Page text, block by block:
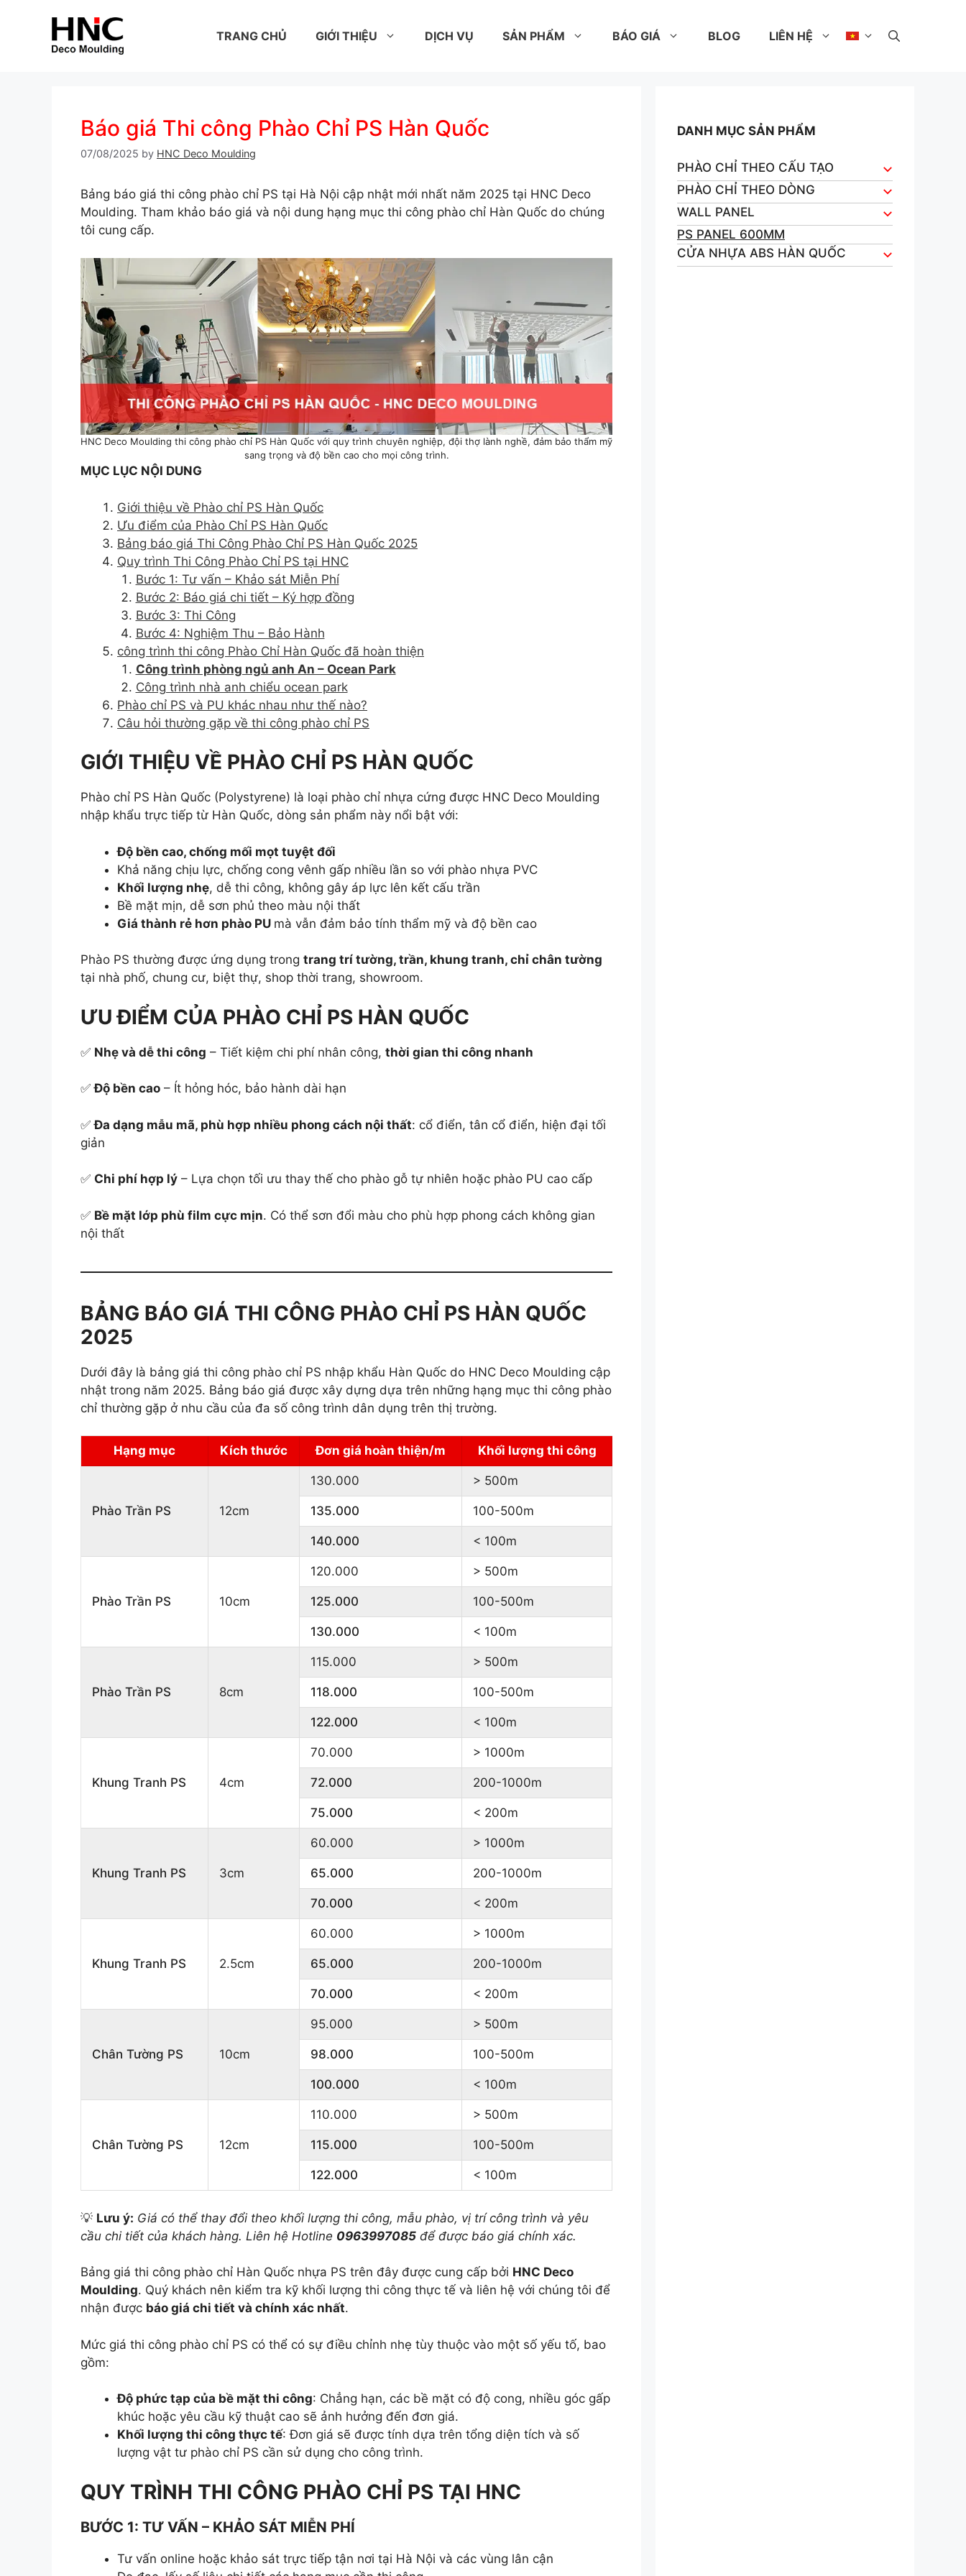
TRANG CHỦ GIỚI THIỆU DỊCH VỤ SẢN PHẨM BÁO GIÁ BLOG LIÊN HỆ
Báo giá Thi công Phào Chỉ PS Hàn Quốc
07/08/2025 by HNC Deco Moulding
Bảng báo giá thi công phào chỉ PS tại Hà Nội cập nhật mới nhất năm 2025 tại HNC Deco
Moulding. Tham khảo báo giá và nội dung hạng mục thi công phào chỉ Hàn Quốc do chúng
tôi cung cấp.
HNC Deco Moulding thi công phào chỉ PS Hàn Quốc với quy trình chuyên nghiệp, đội thợ lành nghề, đảm bảo thẩm mỹ
sang trọng và độ bền cao cho mọi công trình.
MỤC LỤC NỘI DUNG
Giới thiệu về Phào chỉ PS Hàn Quốc
Ưu điểm của Phào Chỉ PS Hàn Quốc
Bảng báo giá Thi Công Phào Chỉ PS Hàn Quốc 2025
Quy trình Thi Công Phào Chỉ PS tại HNC
Bước 1: Tư vấn – Khảo sát Miễn Phí
Bước 2: Báo giá chi tiết – Ký hợp đồng
Bước 3: Thi Công
Bước 4: Nghiệm Thu – Bảo Hành
công trình thi công Phào Chỉ Hàn Quốc đã hoàn thiện
Công trình phòng ngủ anh An – Ocean Park
Công trình nhà anh chiểu ocean park
Phào chỉ PS và PU khác nhau như thế nào?
Câu hỏi thường gặp về thi công phào chỉ PS
GIỚI THIỆU VỀ PHÀO CHỈ PS HÀN QUỐC
Phào chỉ PS Hàn Quốc (Polystyrene) là loại phào chỉ nhựa cứng được HNC Deco Moulding
nhập khẩu trực tiếp từ Hàn Quốc, dòng sản phẩm này nổi bật với:
Độ bền cao, chống mối mọt tuyệt đối
Khả năng chịu lực, chống cong vênh gấp nhiều lần so với phào nhựa PVC
Khối lượng nhẹ, dễ thi công, không gây áp lực lên kết cấu trần
Bề mặt mịn, dễ sơn phủ theo màu nội thất
Giá thành rẻ hơn phào PU mà vẫn đảm bảo tính thẩm mỹ và độ bền cao
Phào PS thường được ứng dụng trong trang trí tường, trần, khung tranh, chỉ chân tường
tại nhà phố, chung cư, biệt thự, shop thời trang, showroom.
ƯU ĐIỂM CỦA PHÀO CHỈ PS HÀN QUỐC
✅ Nhẹ và dễ thi công – Tiết kiệm chi phí nhân công, thời gian thi công nhanh
✅Độ bền cao – Ít hỏng hóc, bảo hành dài hạn
✅Đa dạng mẫu mã, phù hợp nhiều phong cách nội thất: cổ điển, tân cổ điển, hiện đại tối
giản
✅ Chi phí hợp lý – Lựa chọn tối ưu thay thế cho phào gỗ tự nhiên hoặc phào PU cao cấp
✅ Bề mặt lớp phù film cực mịn. Có thể sơn đổi màu cho phù hợp phong cách không gian
nội thất
BẢNG BÁO GIÁ THI CÔNG PHÀO CHỈ PS HÀN QUỐC
2025
Dưới đây là bảng giá thi công phào chỉ PS nhập khẩu Hàn Quốc do HNC Deco Moulding cập
nhật trong năm 2025. Bảng báo giá được xây dựng dựa trên những hạng mục thi công phào
chỉ thường gặp ở nhu cầu của đa số công trình dân dụng trên thị trường.
Hạng mục Kích thước Đơn giá hoàn thiện/m Khối lượng thi công
Phào Trần PS 12cm
130.000 > 500m
135.000 100-500m
140.000 < 100m
Phào Trần PS 10cm
120.000 > 500m
125.000 100-500m
130.000 < 100m
Phào Trần PS 8cm
115.000 > 500m
118.000 100-500m
122.000 < 100m
Khung Tranh PS 4cm
70.000 > 1000m
72.000 200-1000m
75.000 < 200m
Khung Tranh PS 3cm
60.000 > 1000m
65.000 200-1000m
70.000 < 200m
Khung Tranh PS 2.5cm
60.000 > 1000m
65.000 200-1000m
70.000 < 200m
Chân Tường PS 10cm
95.000 > 500m
98.000 100-500m
100.000 < 100m
Chân Tường PS 12cm
110.000 > 500m
115.000 100-500m
122.000 < 100m
💡 Lưu ý: Giá có thể thay đổi theo khối lượng thi công, mẫu phào, vị trí công trình và yêu
cầu chi tiết của khách hàng. Liên hệ Hotline 0963997085 để được báo giá chính xác.
Bảng giá thi công phào chỉ Hàn Quốc nhựa PS trên đây được cung cấp bởi HNC Deco
Moulding. Quý khách nên kiểm tra kỹ khối lượng thi công thực tế và liên hệ với chúng tôi để
nhận được báo giá chi tiết và chính xác nhất.
Mức giá thi công phào chỉ PS có thể có sự điều chỉnh nhẹ tùy thuộc vào một số yếu tố, bao
gồm:
Độ phức tạp của bề mặt thi công: Chẳng hạn, các bề mặt có độ cong, nhiều góc gấp
khúc hoặc yêu cầu kỹ thuật cao sẽ ảnh hưởng đến đơn giá.
Khối lượng thi công thực tế: Đơn giá sẽ được tính dựa trên tổng diện tích và số
lượng vật tư phào chỉ PS cần sử dụng cho công trình.
QUY TRÌNH THI CÔNG PHÀO CHỈ PS TẠI HNC
BƯỚC 1: TƯ VẤN – KHẢO SÁT MIỄN PHÍ
Tư vấn online hoặc khảo sát trực tiếp tận nơi tại Hà Nội và các vùng lân cận
DANH MỤC SẢN PHẨM
PHÀO CHỈ THEO CẤU TẠO
PHÀO CHỈ THEO DÒNG
WALL PANEL
PS PANEL 600MM
CỬA NHỰA ABS HÀN QUỐC